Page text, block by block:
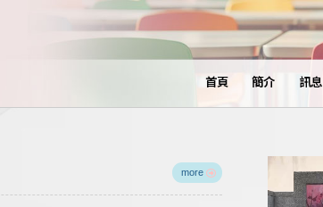
首頁 簡介 訊息
more